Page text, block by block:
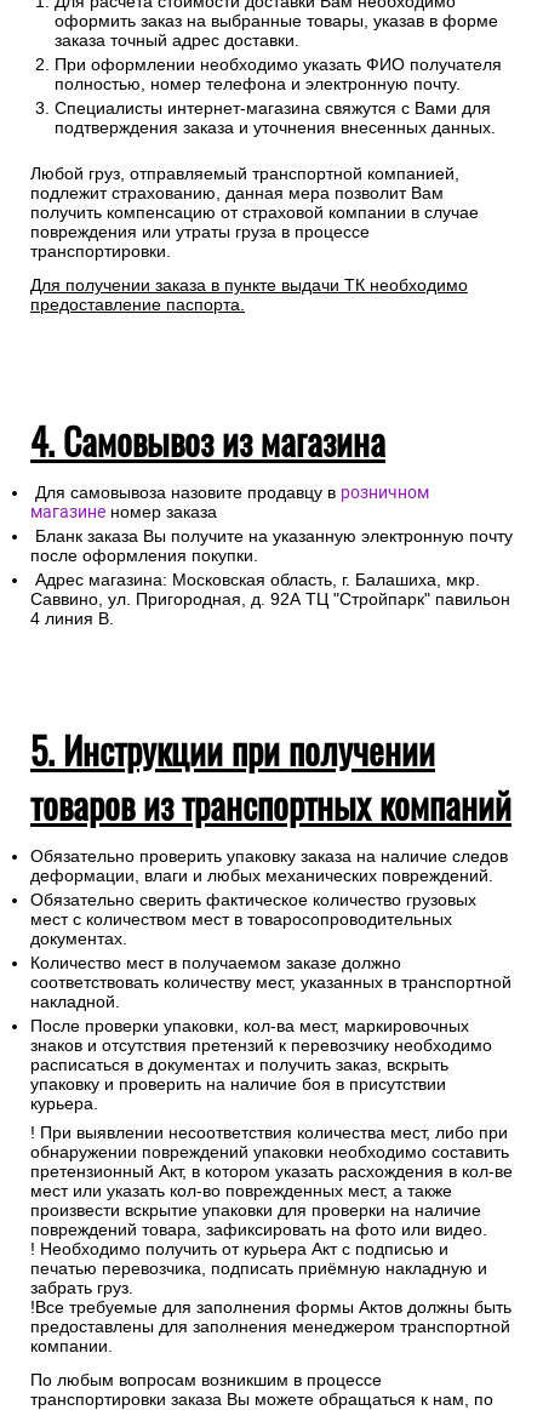
оформить заказ на выбранные товары, указав в форме
заказа точный адрес доставки.
При оформлении необходимо указать ФИО получателя
полностью, номер телефона и электронную почту.
Специалисты интернет-магазина свяжутся с Вами для
подтверждения заказа и уточнения внесенных данных.
Любой груз, отправляемый транспортной компанией,
подлежит страхованию, данная мера позволит Вам
получить компенсацию от страховой компании в случае
повреждения или утраты груза в процессе
транспортировки.
Для получении заказа в пункте выдачи ТК необходимо
предоставление паспорта.
4. Самовывоз из магазина
Для самовывоза назовите продавцу в розничном
магазине номер заказа
Бланк заказа Вы получите на указанную электронную почту
после оформления покупки.
Адрес магазина: Московская область, г. Балашиха, мкр.
Саввино, ул. Пригородная, д. 92А ТЦ "Стройпарк" павильон
4 линия В.
5. Инструкции при получении
товаров из транспортных компаний
Обязательно проверить упаковку заказа на наличие следов
деформации, влаги и любых механических повреждений.
Обязательно сверить фактическое количество грузовых
мест с количеством мест в товаросопроводительных
документах.
Количество мест в получаемом заказе должно
соответствовать количеству мест, указанных в транспортной
накладной.
После проверки упаковки, кол-ва мест, маркировочных
знаков и отсутствия претензий к перевозчику необходимо
расписаться в документах и получить заказ, вскрыть
упаковку и проверить на наличие боя в присутствии
курьера.
! При выявлении несоответствия количества мест, либо при
обнаружении повреждений упаковки необходимо составить
претензионный Акт, в котором указать расхождения в кол-ве
мест или указать кол-во поврежденных мест, а также
произвести вскрытие упаковки для проверки на наличие
повреждений товара, зафиксировать на фото или видео.
! Необходимо получить от курьера Акт с подписью и
печатью перевозчика, подписать приёмную накладную и
забрать груз.
!Все требуемые для заполнения формы Актов должны быть
предоставлены для заполнения менеджером транспортной
компании.
По любым вопросам возникшим в процессе
транспортировки заказа Вы можете обращаться к нам, по